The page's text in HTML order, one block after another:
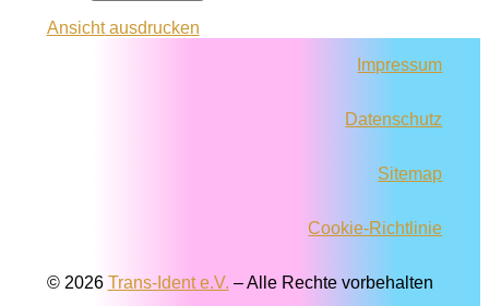
Ansichtausdrucken
Impressum
Datenschutz
Sitemap
Cookie-Richtlinie
© 2026 Trans-Ident e.V. – Alle Rechte vorbehalten